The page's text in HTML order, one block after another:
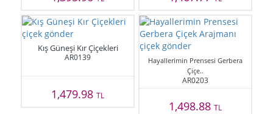
Kış Güneşi Kır Çiçekleri
AR0139
1,479.98TL
Hayallerimin Prensesi Gerbera
Çiçe..
AR0203
1,498.88 TL